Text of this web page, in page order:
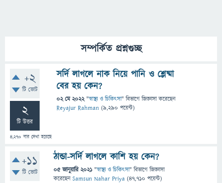
সম্পর্কিত প্রশ্নগুচ্ছ
+2
টি ভোট
2
টি উত্তর
4,270 বার দেখা হয়েছে
সর্দি লাগলে নাক নিয়ে পানি ও শ্লেষ্মা
বের হয় কেন?
02 মে 2022 "স্বাস্থ্য ও চিকিৎসা" বিভাগে জিজ্ঞাসাকরেছেন
Reyajur Rahman (9,290 পয়েন্ট)
+11
টি ভোট
ঠান্ডা-সর্দি লাগলে কাশি হয় কেন?
05 জানুয়ারি 2021 "স্বাস্থ্য ও চিকিৎসা" বিভাগে জিজ্ঞাসা
করেছেনSamsun Nahar Priya (47,710 পয়েন্ট)